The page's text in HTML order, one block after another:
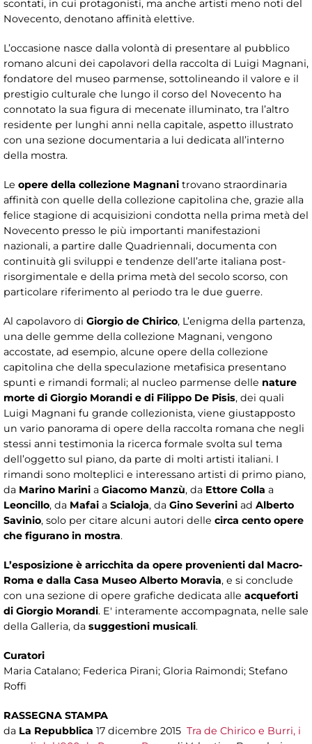
scontati, in cui protagonisti, ma anche artisti meno noti del
Novecento, denotano affinità elettive.
L’occasione nasce dalla volontà di presentare al pubblico
romano alcuni dei capolavori della raccolta di Luigi Magnani,
fondatore del museo parmense, sottolineando il valore e il
prestigio culturale che lungo il corso del Novecento ha
connotato la sua figura di mecenate illuminato, tra l’altro
residente per lunghi anni nella capitale, aspetto illustrato
con una sezione documentaria a lui dedicata all’interno
della mostra.
Le opere della collezione Magnani trovano straordinaria
affinità con quelle della collezione capitolina che, grazie alla
felice stagione di acquisizioni condotta nella prima metà del
Novecento presso le più importanti manifestazioni
nazionali, a partire dalle Quadriennali, documenta con
continuità gli sviluppi e tendenze dell’arte italiana post-
risorgimentale e della prima metà del secolo scorso, con
particolare riferimento al periodo tra le due guerre.
Al capolavoro di Giorgio de Chirico, L’enigma della partenza,
una delle gemme della collezione Magnani, vengono
accostate, ad esempio, alcune opere della collezione
capitolina che della speculazione metafisica presentano
spunti e rimandi formali; al nucleo parmense delle nature
morte di Giorgio Morandi e di Filippo De Pisis, dei quali
Luigi Magnani fu grande collezionista, viene giustapposto
un vario panorama di opere della raccolta romana che negli
stessi anni testimonia la ricerca formale svolta sul tema
dell’oggetto sul piano, da parte di molti artisti italiani. I
rimandi sono molteplici e interessano artisti di primo piano,
da Marino Marini a Giacomo Manzù, da Ettore Colla a
Leoncillo, da Mafai a Scialoja, da Gino Severini ad Alberto
Savinio, solo per citare alcuni autori delle circa cento opere
che figurano in mostra.
L’esposizione è arricchita da opere provenienti dal Macro-
Roma e dalla Casa Museo Alberto Moravia, e si conclude
con una sezione di opere grafiche dedicata alle acqueforti
di Giorgio Morandi. E' interamente accompagnata, nelle sale
della Galleria, da suggestioni musicali.
Curatori
Maria Catalano; Federica Pirani; Gloria Raimondi; Stefano
Roffi
RASSEGNA STAMPA
da La Repubblica 17 dicembre 2015 Tra de Chirico e Burri, i